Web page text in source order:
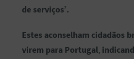
de serviços’.
Estes aconselham cidadãos
virem para Portugal,